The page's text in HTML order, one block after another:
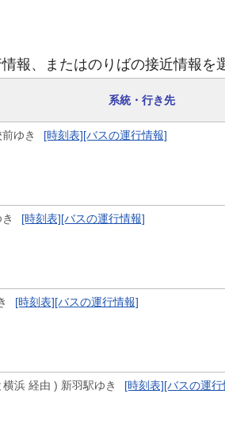
報、またはのりばの接近情報を
系統・行き先
ゆき [時刻表][バスの運行情報]
[時刻表][バスの運行情報]
[時刻表][バスの運行情報]
浜 経由 ) 新羽駅ゆき [時刻表][バスの運行